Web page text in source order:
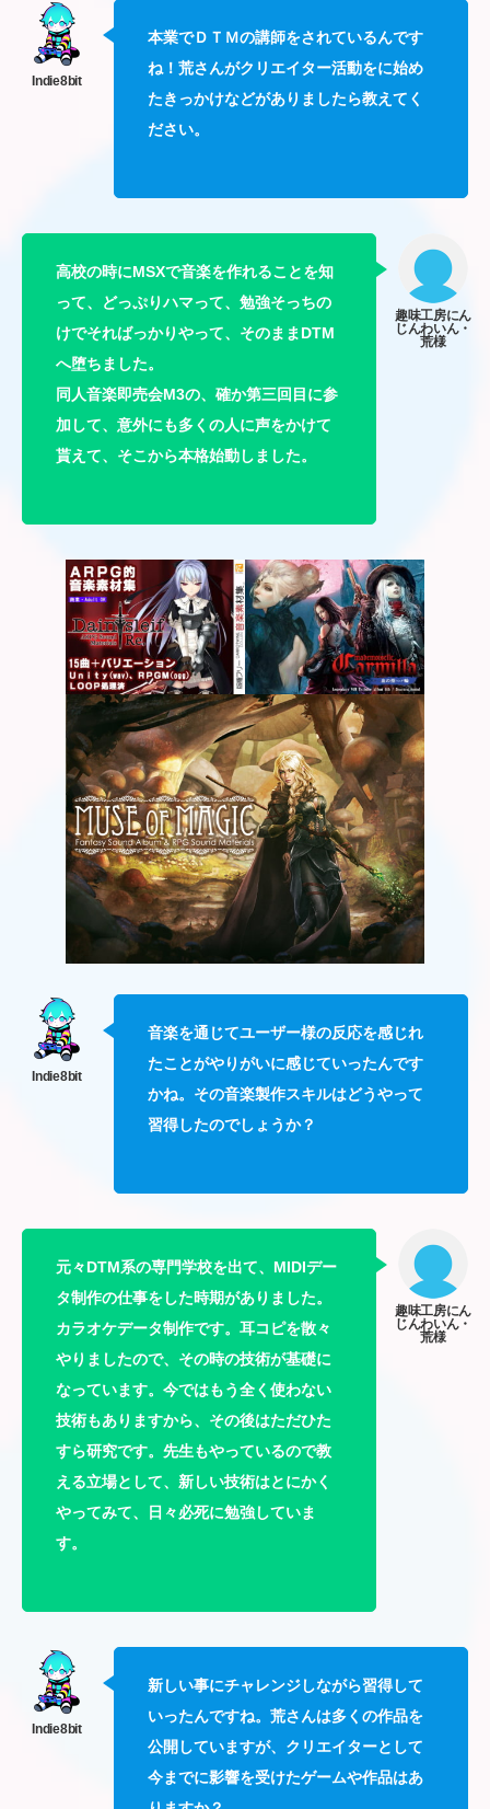
本業でＤＴＭの講師をされているんです
ね！荒さんがクリエイター活動をに始め
たきっかけなどがありましたら教えてく
ださい。
高校の時にMSXで音楽を作れることを知
って、どっぷりハマって、勉強そっちの
けでそればっかりやって、そのままDTM
へ堕ちました。
同人音楽即売会M3の、確か第三回目に参
加して、意外にも多くの人に声をかけて
貰えて、そこから本格始動しました。
音楽を通じてユーザー様の反応を感じれ
たことがやりがいに感じていったんです
かね。その音楽製作スキルはどうやって
習得したのでしょうか？
元々DTM系の専門学校を出て、MIDIデー
タ制作の仕事をした時期がありました。
カラオケデータ制作です。耳コピを散々
やりましたので、その時の技術が基礎に
なっています。今ではもう全く使わない
技術もありますから、その後はただひた
すら研究です。先生もやっているので教
える立場として、新しい技術はとにかく
やってみて、日々必死に勉強していま
す。
新しい事にチャレンジしながら習得して
いったんですね。荒さんは多くの作品を
公開していますが、クリエイターとして
今までに影響を受けたゲームや作品はあ